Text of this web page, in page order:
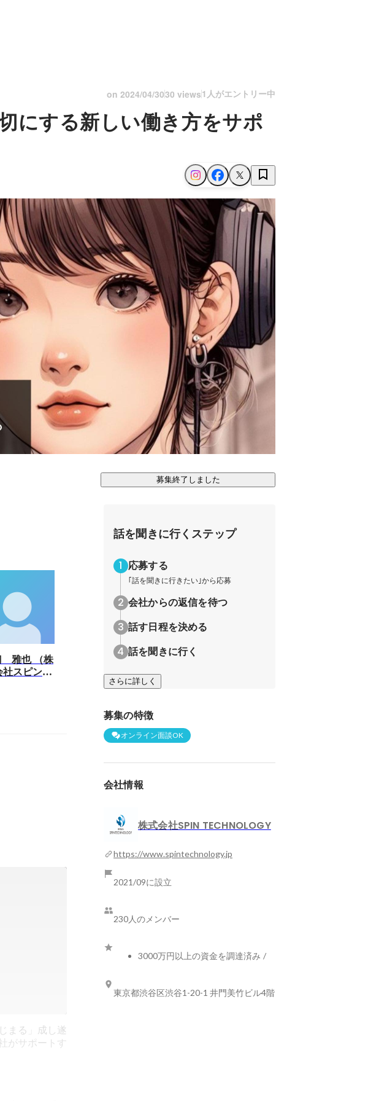
on 2024/04/3030 views1人がエントリー中
にする新しい働き方をサポ
募集終了しました
雅也 （株
社スピンテ
まる」成し遂
がサポートす
話を聞きに行くステップ
応募する
｢話を聞きに行きたい｣から応募
会社からの返信を待つ
話す日程を決める
話を聞きに行く
さらに詳しく
募集の特徴
オンライン面談OK
会社情報
株式会社SPIN TECHNOLOGY
https://www.spintechnology.jp
2021/09に設立
230人のメンバー
3000万円以上の資金を調達済み /
東京都渋谷区渋谷1-20-1 井門美竹ビル4階